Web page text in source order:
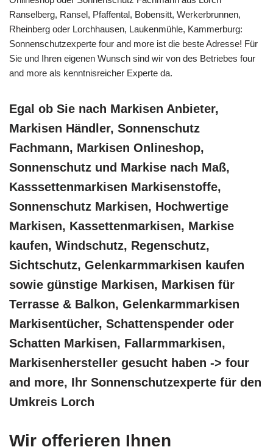
Ranselberg, Ransel, Pfaffental, Bobensitt, Werkerbrunnen,
Rheinberg oder Lorchhausen, Laukenmühle, Kammerburg:
Sonnenschutzexperte four and more ist die beste Adresse! Für
Sie und Ihren eigenen Wunsch sind wir von des Betriebes four
and more als kenntnisreicher Experte da.
Egal ob Sie nach Markisen Anbieter,
Markisen Händler, Sonnenschutz
Fachmann, Markisen Onlineshop,
Sonnenschutz und Markise nach Maß,
Kasssettenmarkisen Markisenstoffe,
Sonnenschutz Markisen, Hochwertige
Markisen, Kassettenmarkisen, Markise
kaufen, Windschutz, Regenschutz,
Sichtschutz, Gelenkarmmarkisen kaufen
sowie günstige Markisen, Markisen für
Terrasse & Balkon, Gelenkarmmarkisen
Markisentücher, Schattenspender oder
Schatten Markisen, Fallarmmarkisen,
Markisenhersteller gesucht haben -> four
and more, Ihr Sonnenschutzexperte für den
Umkreis Lorch
Wir offerieren Ihnen